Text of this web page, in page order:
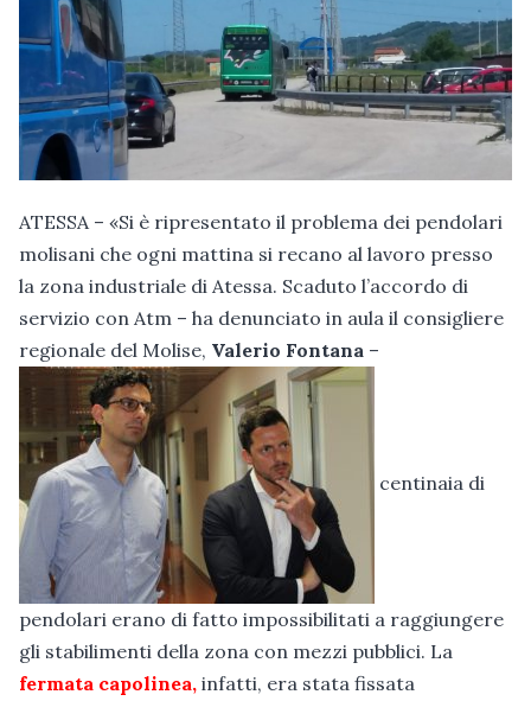
ATESSA – «Si è ripresentato il problema dei pendolari
molisani che ogni mattina si recano al lavoro presso
la zona industriale di Atessa. Scaduto l’accordo di
servizio con Atm – ha denunciato in aula il consigliere
regionale del Molise, Valerio Fontana –
centinaia di
pendolari erano di fatto impossibilitati a raggiungere
gli stabilimenti della zona con mezzi pubblici. La
fermata capolinea, infatti, era stata fissata